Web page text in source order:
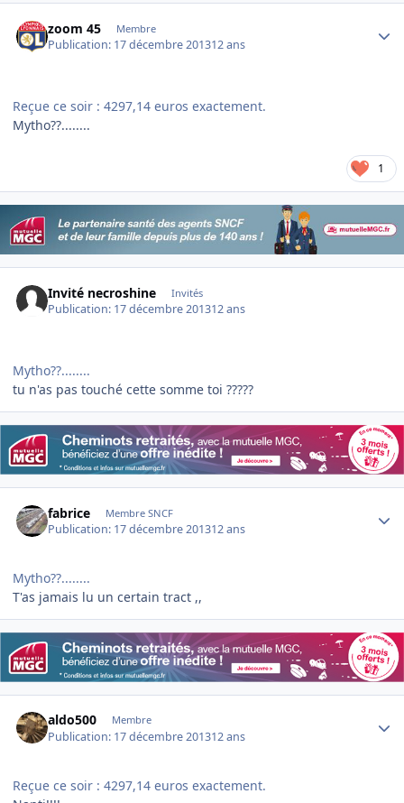
zoom 45 Membre
Publication: 17 décembre 201312 ans
Reçue ce soir : 4297,14 euros exactement.
Mytho??........
1
Invité necroshine Invités
Publication: 17 décembre 201312 ans
Mytho??........
tu n'as pas touché cette somme toi ?????
fabrice Membre SNCF
Publication: 17 décembre 201312 ans
Mytho??........
T'as jamais lu un certain tract ,,
aldo500 Membre
Publication: 17 décembre 201312 ans
Reçue ce soir : 4297,14 euros exactement.